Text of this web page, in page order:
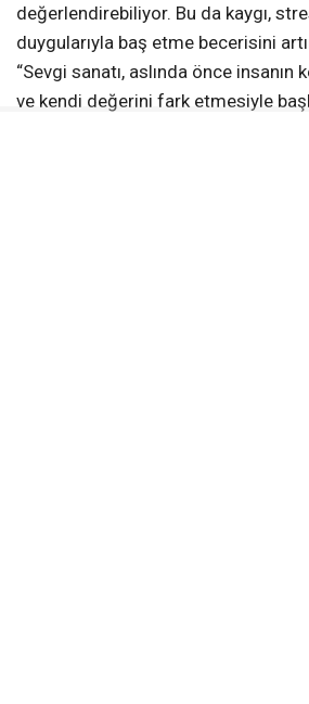
değerlendirebiliyor. Bu da kaygı,
duygularıyla baş etme becerisini
“Sevgi sanatı, aslında önce insanın
ve kendi değerini fark etmesiyle